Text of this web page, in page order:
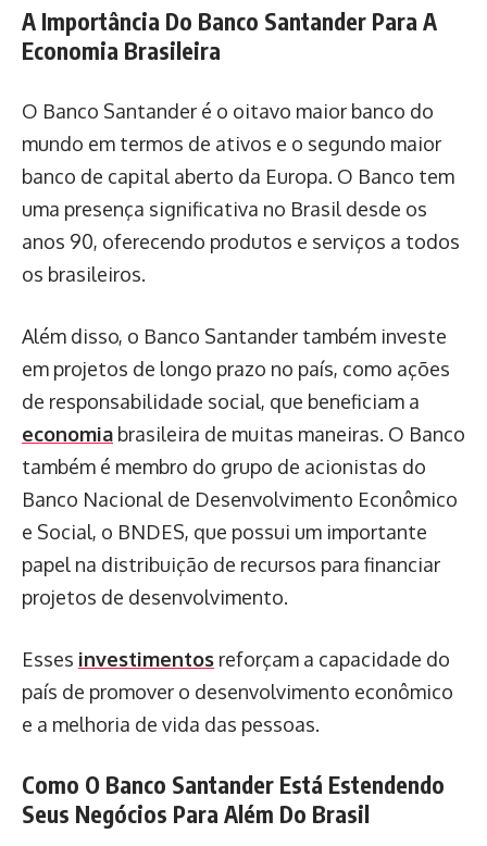
A Importância Do Banco Santander Para A
Economia Brasileira
O Banco Santander é o oitavo maior banco do
mundo em termos de ativos e o segundo maior
banco de capital aberto da Europa. O Banco tem
uma presença significativa no Brasil desde os
anos 90, oferecendo produtos e serviços a todos
os brasileiros.
Além disso, o Banco Santander também investe
em projetos de longo prazo no país, como ações
de responsabilidade social, que beneficiam a
economia brasileira de muitas maneiras. O Banco
também é membro do grupo de acionistas do
Banco Nacional de Desenvolvimento Econômico
e Social, o BNDES, que possui um importante
papel na distribuição de recursos para financiar
projetos de desenvolvimento.
Esses investimentos reforçam a capacidade do
país de promover o desenvolvimento econômico
e a melhoria de vida das pessoas.
Como O Banco Santander Está Estendendo
Seus Negócios Para Além Do Brasil